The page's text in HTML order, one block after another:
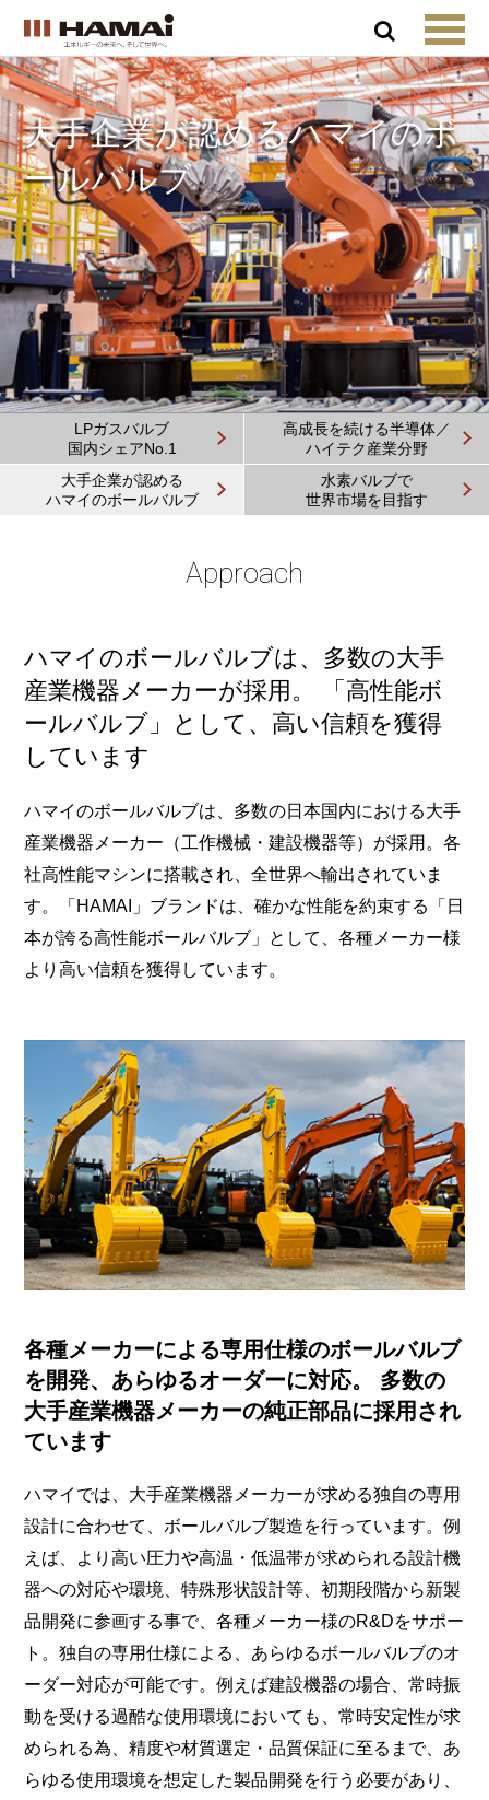
大手企業が認めるハマイのボ
ールバルブ
LPガスバルブ
国内シェアNo.1
高成長を続ける半導体／
ハイテク産業分野
大手企業が認める
ハマイのボールバルブ
水素バルブで
世界市場を目指す
Approach
ハマイのボールバルブは、多数の大手
産業機器メーカーが採用。
「高性能ボ
ールバルブ」として、高い信頼を獲得
しています
ハマイのボールバルブは、多数の日本国内における大手
産業機器メーカー（工作機械・建設機器等）が採用。各
社高性能マシンに搭載され、全世界へ輸出されていま
す。「HAMAI」ブランドは、確かな性能を約束する「日
本が誇る高性能ボールバルブ」として、各種メーカー様
より高い信頼を獲得しています。
各種メーカーによる専用仕様のボールバルブ
を開発、あらゆるオーダーに対応。
多数の
大手産業機器メーカーの純正部品に採用され
ています
ハマイでは、大手産業機器メーカーが求める独自の専用
設計に合わせて、ボールバルブ製造を行っています。例
えば、より高い圧力や高温・低温帯が求められる設計機
器への対応や環境、特殊形状設計等、初期段階から新製
品開発に参画する事で、各種メーカー様のR&Dをサポー
ト。独自の専用仕様による、あらゆるボールバルブのオ
ーダー対応が可能です。例えば建設機器の場合、常時振
動を受ける過酷な使用環境においても、常時安定性が求
められる為、精度や材質選定・品質保証に至るまで、あ
らゆる使用環境を想定した製品開発を行う必要があり、